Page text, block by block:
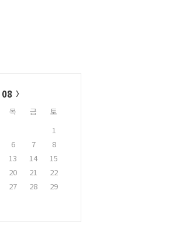
목 금
토
1
6 7
8
13 14
15
20 21
22
27 28
29